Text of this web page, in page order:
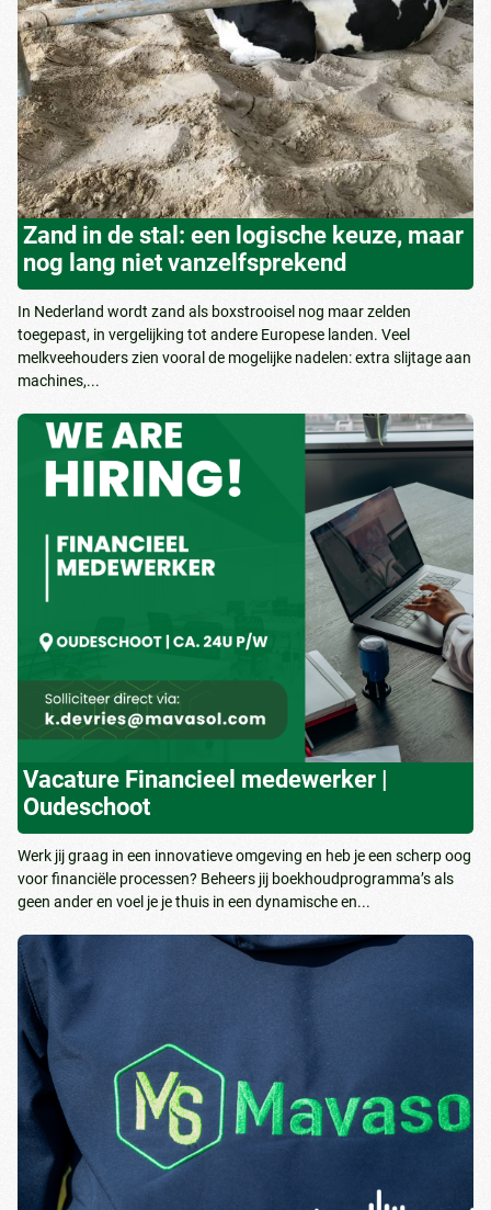
Zand in de stal: een logische keuze, maar
nog lang niet vanzelfsprekend
In Nederland wordt zand als boxstrooisel nog maar zelden
toegepast, in vergelijking tot andere Europese landen. Veel
melkveehouders zien vooral de mogelijke nadelen: extra slijtage aan
machines,...
Vacature Financieel medewerker |
Oudeschoot
Werk jij graag in een innovatieve omgeving en heb je een scherp oog
voor financiële processen? Beheers jij boekhoudprogramma’s als
geen ander en voel je je thuis in een dynamische en...